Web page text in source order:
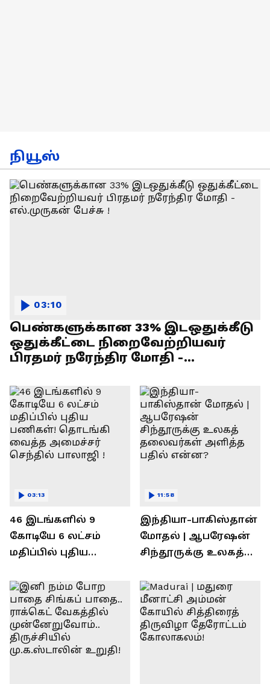
நியூஸ்
பெண்களுக்கான 33% இடஒதுக்கீடு
ஒதுக்கீட்டை நிறைவேற்றியவர்
பிரதமர் நரேந்திர மோதி -
03:10
46 இடங்களில் 9
கோடியே 6 லட்சம்
மதிப்பில் புதிய
வைத்த அமைச்சர்
செந்தில் பாலாஜி !
03:13
இந்தியா-பாகிஸ்தான்
மோதல் | ஆபரேஷன்
சிந்தூருக்கு உலகத்
பதில் என்ன?
11:58